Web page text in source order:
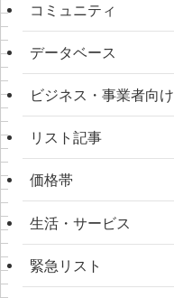
コミュニティ
データベース
ビジネス・事業者向け
リスト記事
価格帯
生活・サービス
緊急リスト